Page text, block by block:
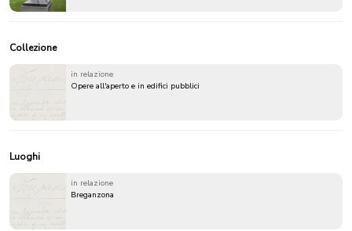
Collezione
in relazione
Opere all'aperto e in edifici pubblici
Luoghi
in relazione
Breganzona